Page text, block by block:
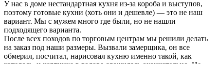
У нас в доме нестандартная кухня из-за короба и выступов,
поэтому готовые кухни (хоть они и дешевле) — это не наш
вариант. Мы с мужем много где были, но не нашли
подходящего варианта.
После всех походов по торговым центрам мы решили делать
на заказ под наши размеры. Вызвали замерщика, он все
обмерил, посчитал, нарисовал кухню именно такой, как